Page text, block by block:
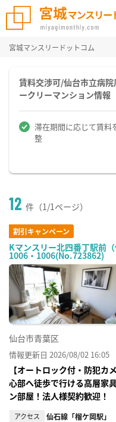
宮城マンスリードットコム
賃料交渉可/仙台市立病
ークリーマンション情報
滞在期間に応じて賃料
整
12 件（1/1ページ）
割引キャンペーン
Kマンスリー北四番丁駅前
1006・1006(No.723862)
仙台市青葉区
情報更新日 2026/08/02 16:05
【オートロック付・防犯
心部へ徒歩で行ける高層家
ン部屋！法人様契約歓迎！
アクセス 仙石線「榴ケ岡駅」